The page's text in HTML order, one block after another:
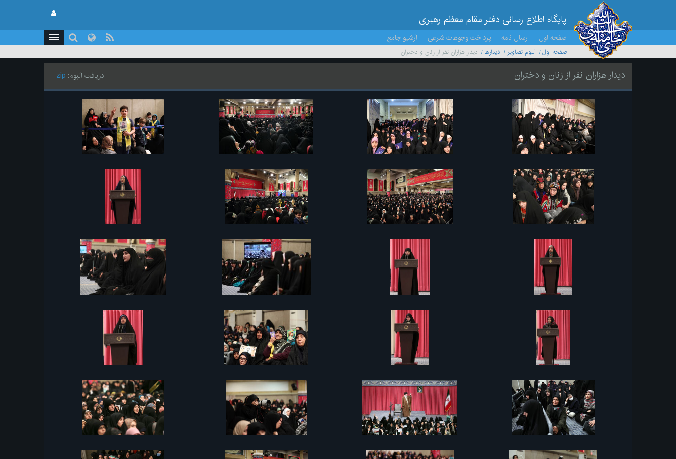
پایگاه اطلاع رسانی دفتر مقام معظم رهبری
صفحه اول ارسال نامه پرداخت وجوهات شرعی آرشیو جامع
صفحه اول آلبوم تصاویر ديدارها دیدار هزاران نفر از زنان و دختران
دیدار هزاران نفر از زنان و دختران دریافت آلبوم: zip